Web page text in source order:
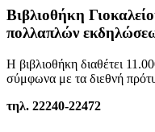
Βιβλιοθήκη
πολλαπλών
Η βιβλιοθήκη διαθέτει
σύμφωνα με τα διεθνή
τηλ. 22240-22472